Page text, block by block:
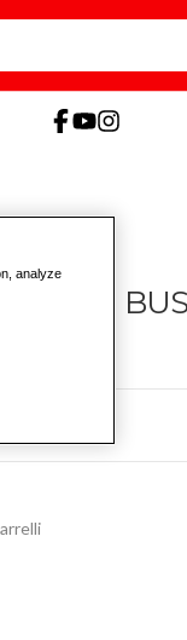
CON
analyze